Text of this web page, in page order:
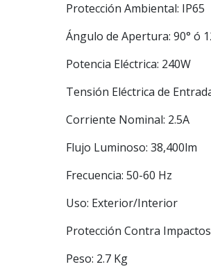
Protección Ambiental: IP65
Ángulo de Apertura: 90° ó
Potencia Eléctrica: 240W
Tensión Eléctrica de
Corriente Nominal: 2.5A
Flujo Luminoso: 38,400lm
Frecuencia: 50-60 Hz
Uso: Exterior/Interior
Protección Contra
Peso: 2.7 Kg